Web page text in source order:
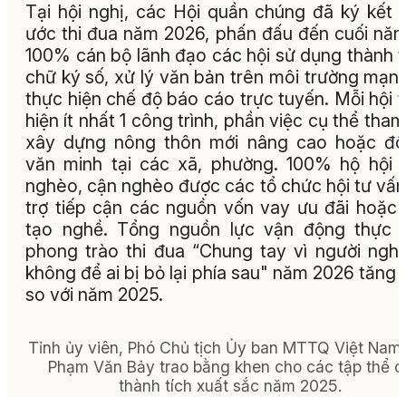
Tại hội nghị, các Hội quần chúng đã ký kết
ước thi đua năm 2026, phấn đấu đến cuối
100% cán bộ lãnh đạo các hội sử dụng thành
chữ ký số, xử lý văn bản trên môi trường
thực hiện chế độ báo cáo trực tuyến. Mỗi hội
hiện ít nhất 1 công trình, phần việc cụ thể
xây dựng nông thôn mới nâng cao hoặc
văn minh tại các xã, phường. 100% hộ hội
nghèo, cận nghèo được các tổ chức hội tư
trợ tiếp cận các nguồn vốn vay ưu đãi hoặc
tạo nghề. Tổng nguồn lực vận động thực
phong trào thi đua “Chung tay vì người
không để ai bị bỏ lại phía sau" năm 2026 tăng
so với năm 2025.
Tỉnh ủy viên, Phó Chủ tịch Ủy ban MTTQ Việt Nam
Phạm Văn Bảy trao bằng khen cho các tập thể
thành tích xuất sắc năm 2025.